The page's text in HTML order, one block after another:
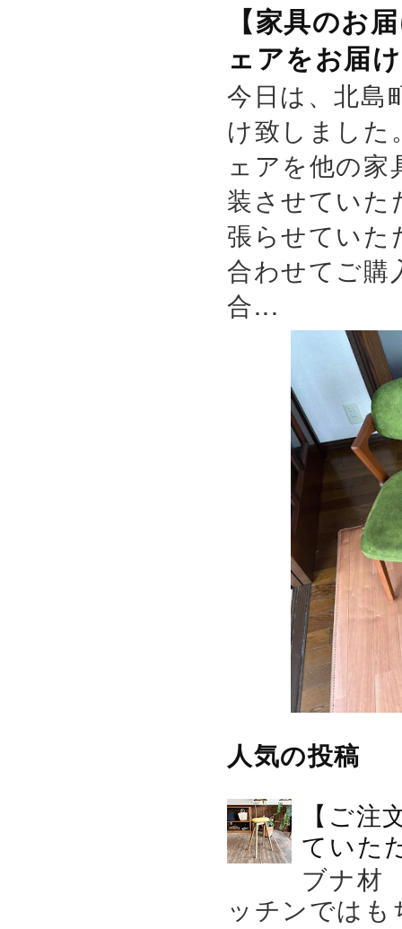
【家具のお
ェアをお届
今日は、北島
け致しまし
ェアを他の
装させていた
張らせていた
合わせてご購
合...
人気の投稿
【ご
ていた
ブナ材
ッチンでは